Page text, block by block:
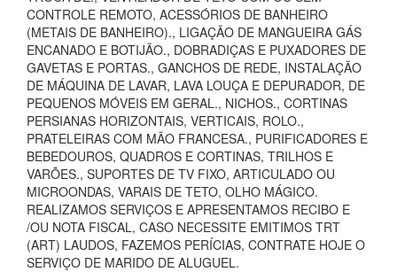
CONTROLE REMOTO, ACESSÓRIOS DE BANHEIRO
(METAIS DE BANHEIRO)., LIGAÇÃO DE MANGUEIRA GÁS
ENCANADO E BOTIJÃO., DOBRADIÇAS E PUXADORES DE
GAVETAS E PORTAS., GANCHOS DE REDE, INSTALAÇÃO
DE MÁQUINA DE LAVAR, LAVA LOUÇA E DEPURADOR, DE
PEQUENOS MÓVEIS EM GERAL., NICHOS., CORTINAS
PERSIANAS HORIZONTAIS, VERTICAIS, ROLO.,
PRATELEIRAS COM MÃO FRANCESA., PURIFICADORES E
BEBEDOUROS, QUADROS E CORTINAS, TRILHOS E
VARÕES., SUPORTES DE TV FIXO, ARTICULADO OU
MICROONDAS, VARAIS DE TETO, OLHO MÁGICO.
REALIZAMOS SERVIÇOS E APRESENTAMOS RECIBO E
/OU NOTA FISCAL, CASO NECESSITE EMITIMOS TRT
(ART) LAUDOS, FAZEMOS PERÍCIAS, CONTRATE HOJE O
SERVIÇO DE MARIDO DE ALUGUEL.